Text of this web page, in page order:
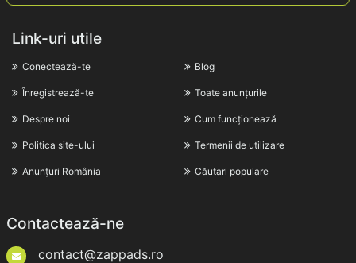
Link-uri utile
Conectează-te
Înregistrează-te
Despre noi
Politica site-ului
Anunțuri România
Blog
Toate anunțurile
Cum funcționează
Termenii de utilizare
Căutari populare
Contactează-ne
contact@zappads.ro